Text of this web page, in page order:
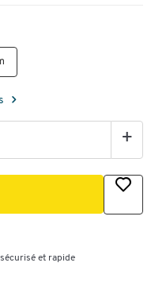
+
et rapide